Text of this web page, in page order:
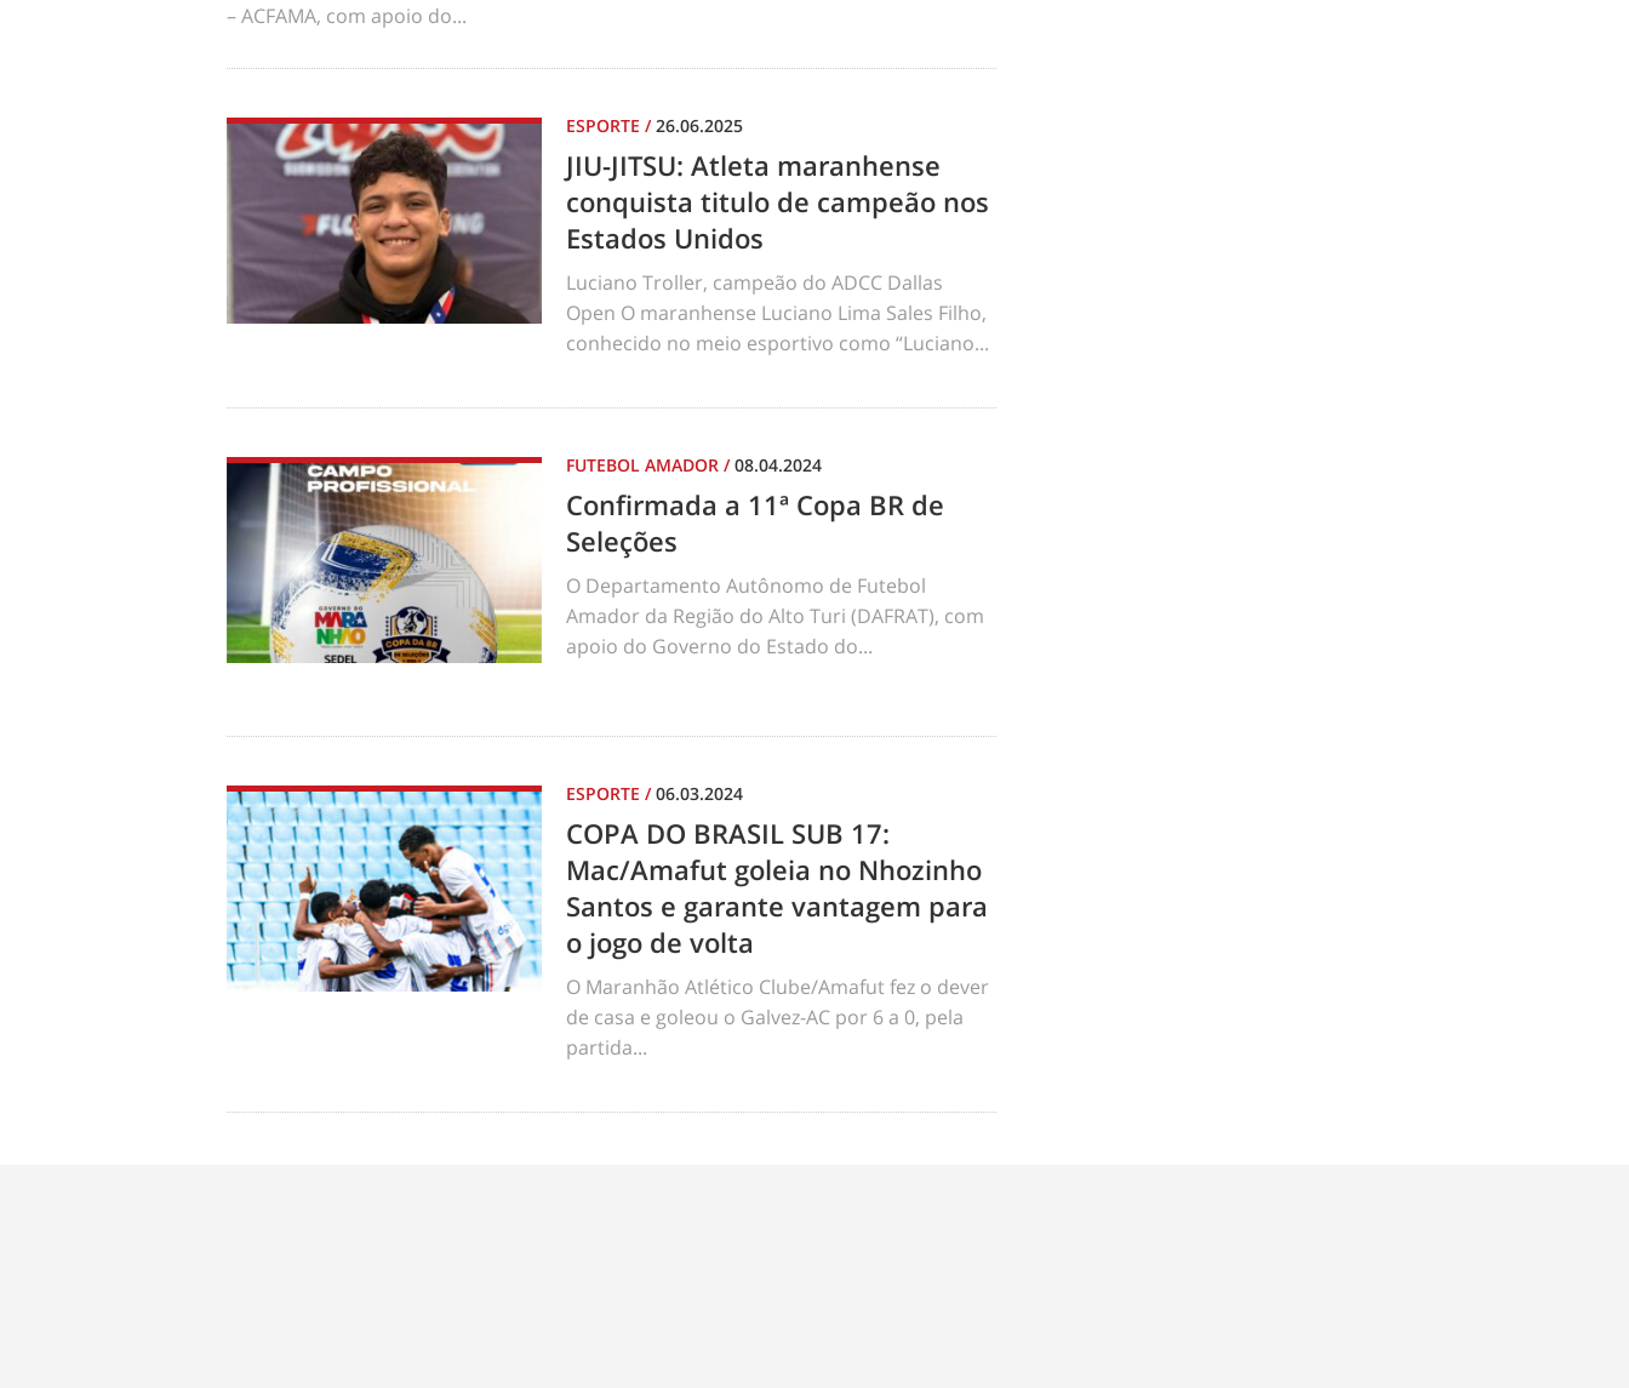
– ACFAMA, com apoio do...
ESPORTE /26.06.2025
JIU-JITSU: Atleta maranhense
conquista titulo de campeão nos
Estados Unidos
Luciano Troller, campeão do ADCC Dallas
Open O maranhense Luciano Lima Sales Filho,
conhecido no meio esportivo como “Luciano...
FUTEBOL AMADOR /08.04.2024
Confirmada a 11ª Copa BR de
Seleções
O Departamento Autônomo de Futebol
Amador da Região do Alto Turi (DAFRAT), com
apoio do Governo do Estado do...
ESPORTE /06.03.2024
COPA DO BRASIL SUB 17:
Mac/Amafut goleia no Nhozinho
Santos e garante vantagem para
o jogo de volta
O Maranhão Atlético Clube/Amafut fez o dever
de casa e goleou o Galvez-AC por 6 a 0, pela
partida...